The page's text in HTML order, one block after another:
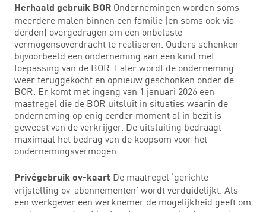
Herhaald gebruik BOR Ondernemingen worden soms
meerdere malen binnen een familie (en soms ook via
derden) overgedragen om een onbelaste
vermogensoverdracht te realiseren. Ouders schenken
bijvoorbeeld een onderneming aan een kind met
toepassing van de BOR. Later wordt de onderneming
weer teruggekocht en opnieuw geschonken onder de
BOR. Er komt met ingang van 1 januari 2026 een
maatregel die de BOR uitsluit in situaties waarin de
onderneming op enig eerder moment al in bezit is
geweest van de verkrijger. De uitsluiting bedraagt
maximaal het bedrag van de koopsom voor het
ondernemingsvermogen.
Privégebruik ov-kaart De maatregel ‘gerichte
vrijstelling ov-abonnementen’ wordt verduidelijkt. Als
een werkgever een werknemer de mogelijkheid geeft om